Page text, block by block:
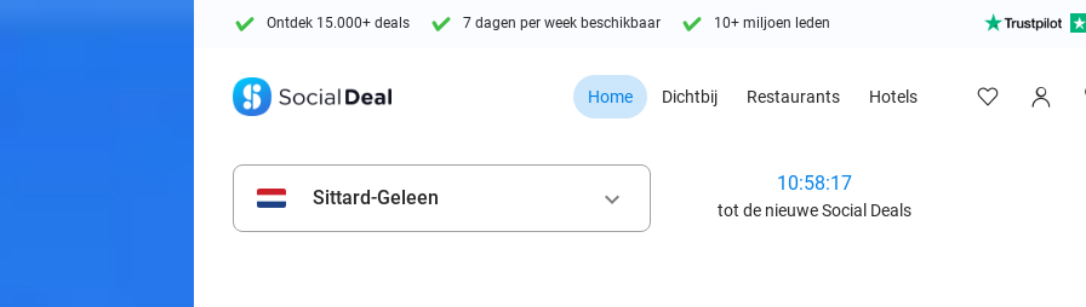
Ontdek 15.000+ deals 7 dagen per week beschikbaar 10+ miljoen leden
Home Dichtbij Restaurants Hotels
Sittard-Geleen keyboard_arrow_down
10:58:15
tot de nieuwe Social Deals